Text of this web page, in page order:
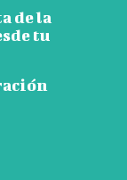
de la
tu